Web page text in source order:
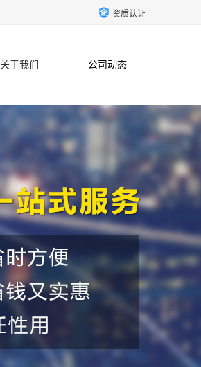
资质认证
关于我们 公司动态